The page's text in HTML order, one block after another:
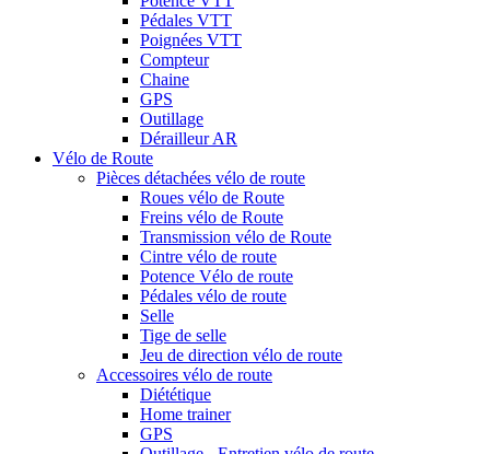
Pédales VTT
Poignées VTT
Compteur
Chaine
GPS
Outillage
Dérailleur AR
Vélo de Route
Pièces détachées vélo de route
Roues vélo de Route
Freins vélo de Route
Transmission vélo de Route
Cintre vélo de route
Potence Vélo de route
Pédales vélo de route
Selle
Tige de selle
Jeu de direction vélo de route
Accessoires vélo de route
Diététique
Home trainer
GPS